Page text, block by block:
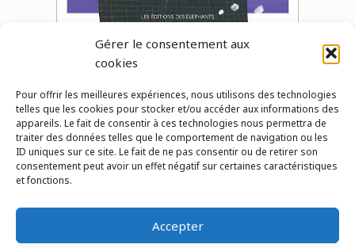
Gérer le consentement aux
cookies
Pour offrir les meilleures expériences, nous utilisons des technologies
telles que les cookies pour stocker et/ou accéder aux informations des
appareils. Le fait de consentir à ces technologies nous permettra de
traiter des données telles que le comportement de navigation ou les
ID uniques sur ce site. Le fait de ne pas consentir ou de retirer son
consentement peut avoir un effet négatif sur certaines caractéristiques
et fonctions.
Accepter
←album précédent album suivant→
© 2026 Le Lab'Albums